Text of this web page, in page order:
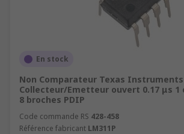
En stock
Non Comparateur Texas Instruments
Collecteur/Emetteur ouvert 0.17 μs 1
8 broches PDIP
Code commande RS 428-458
Référence fabricant LM311P